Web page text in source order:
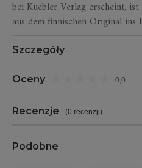
bei Kuebler Verlag erscheint,
aus dem finnischen Original ins
Szczegóły
Oceny 0,0
Recenzje (0 recenzji)
Podobne